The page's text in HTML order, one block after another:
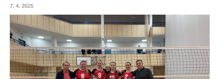
7. 4. 2025